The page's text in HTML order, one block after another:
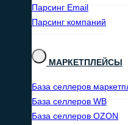
Парсинг Email
Парсинг компаний
МАРКЕТПЛЕЙСЫ
База селлеров
База селлеров WB
База селлеров OZON